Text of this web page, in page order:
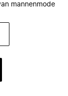
mannenmode